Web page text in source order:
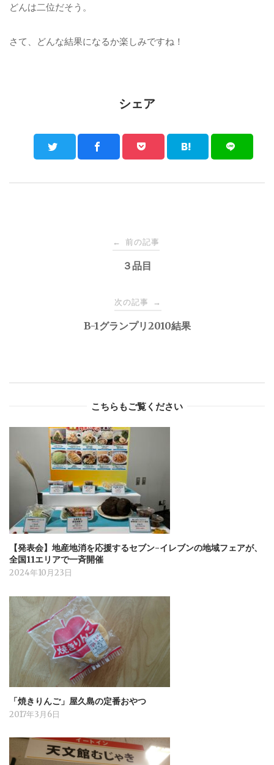
どんは二位だそう。
さて、どんな結果になるか楽しみですね！
シェア
← 前の記事
３品目
次の記事 →
B-1グランプリ2010結果
こちらもご覧ください
【発表会】地産地消を応援するセブン-イレブンの地域フェアが、
全国11エリアで一斉開催
2024年10月23日
「焼きりんご」屋久島の定番おやつ
2017年3月6日